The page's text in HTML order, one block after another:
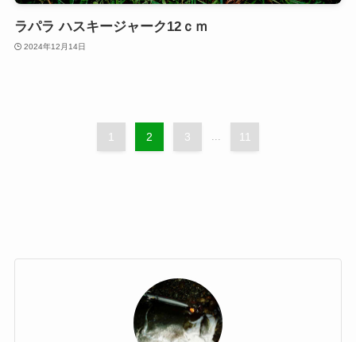
ラパラ ハスキージャーク12ｃｍ
2024年12月14日
1 2 3 ... 11